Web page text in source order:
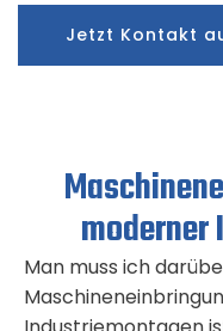
Jetzt Kontakt
Man muss ich